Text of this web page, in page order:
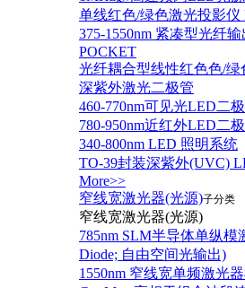
单线红色/绿色激光投影仪
375-1550nm 紧凑型光纤
POCKET
光纤耦合型线性红色色/绿
深紫外激光二极管
460-770nm可见光LED二
780-950nm近红外LED二
340-800nm LED 照明系统
TO-39封装深紫外(UVC)
More>>
窄线宽激光器(光源)子分类
窄线宽激光器(光源)
785nm SLM半导体单纵模
Diode; 自由空间光输出)
1550nm 窄线宽单频激光